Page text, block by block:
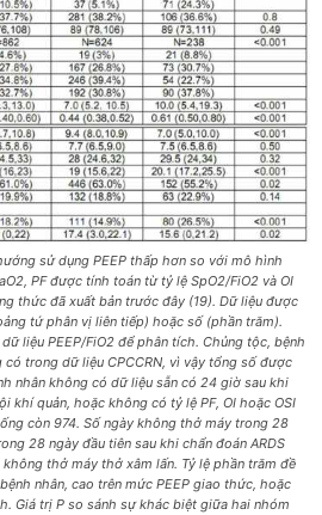
sử dụng PEEP thấp hơn so với mô hình
PF được tính toán từ tỷ lệ SpO2/FiO2 và OI
thức đã xuất bản trước đây (19). Dữ liệu được
tứ phân vị liên tiếp) hoặc số (phần trăm).
liệu PEEP/FiO2 để phân tích. Chủng tộc, bệnh
trong dữ liệu CPCCRN, vì vậy tổng số được
nhân không có dữ liệu sẵn có 24 giờ sau khi
khí quản, hoặc không có tỷ lệ PF, OI hoặc OSI
còn 974. Số ngày không thở máy trong 28
28 ngày đầu tiên sau khi chẩn đoán ARDS
thở máy thở xâm lấn. Tỷ lệ phần trăm đề
nhân, cao trên mức PEEP giao thức, hoặc
Giá trị P so sánh sự khác biệt giữa hai nhóm